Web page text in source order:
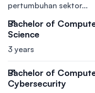
pertumbuhan sektor...
Bachelor of
Science
3 years
Bachelor of
Cybersecurity